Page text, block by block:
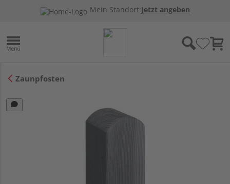
Mein Standort:Jetzt angeben
Zaunpfosten